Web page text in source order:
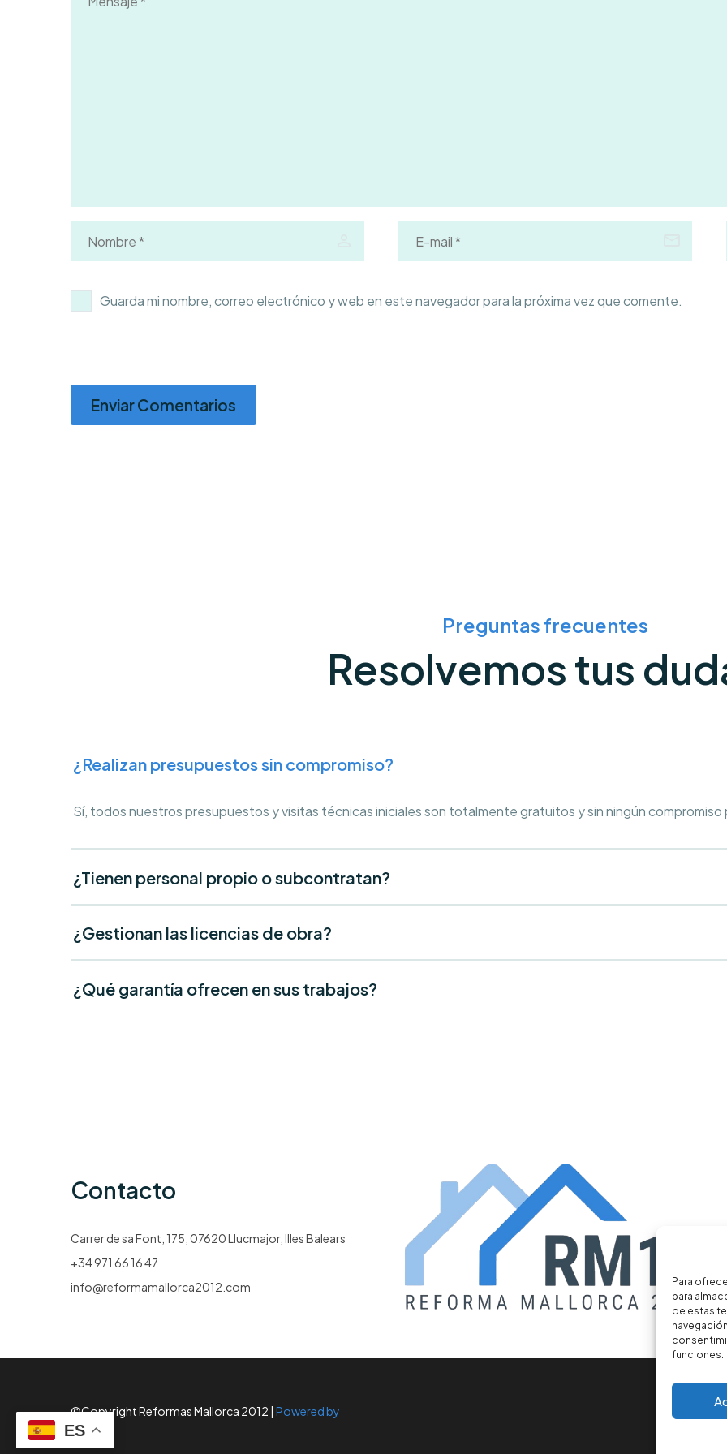
Para
para
de estas
funciones.
Guarda mi nombre, correo electrónico y web en este navegador para la próxima vez que comente.
Enviar Comentarios
Preguntas frecuentes
Resolvemos tus
¿Realizan presupuestos sin compromiso?
Sí, todos nuestros presupuestos y visitas técnicas iniciales son totalmente gratuitos y sin ningún compromiso
¿Tienen personal propio o subcontratan?
¿Gestionan las licencias de obra?
¿Qué garantía ofrecen en sus trabajos?
Contacto
Carrer de sa Font, 175, 07620 Llucmajor, Illes Balears
+34 971 66 16 47
info@reformamallorca2012.com
©Copyright Reformas Mallorca 2012 | Powered by
Gyleven
ES